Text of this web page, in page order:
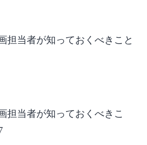
担当者が知っておくべきこと
担当者が知っておくべきこ